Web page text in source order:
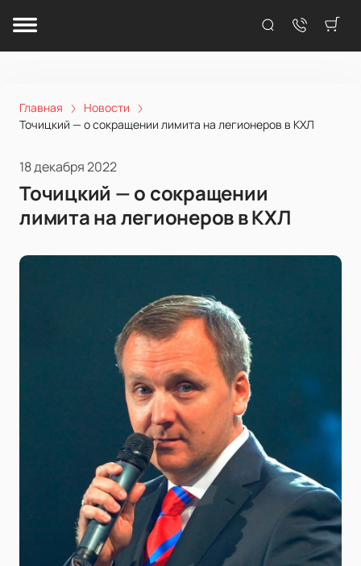
Главная
Новости
Точицкий — о сокращении лимита на легионеров в КХЛ
18 декабря 2022
Точицкий — о сокращении
лимита на легионеров в КХЛ